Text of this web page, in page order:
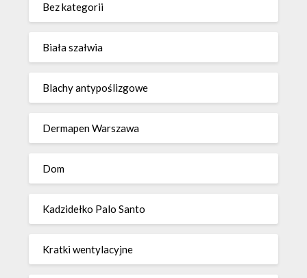
Bez kategorii
Biała szałwia
Blachy antypoślizgowe
Dermapen Warszawa
Dom
Kadzidełko Palo Santo
Kratki wentylacyjne